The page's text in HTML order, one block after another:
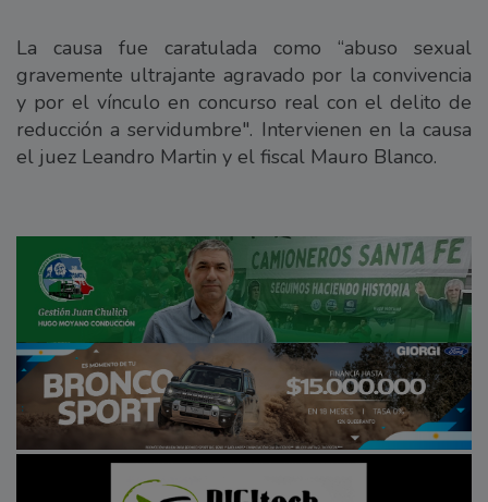
La causa fue caratulada como “abuso sexual
gravemente ultrajante agravado por la convivencia
y por el vínculo en concurso real con el delito de
reducción a servidumbre". Intervienen en la causa
el juez Leandro Martin y el fiscal Mauro Blanco.